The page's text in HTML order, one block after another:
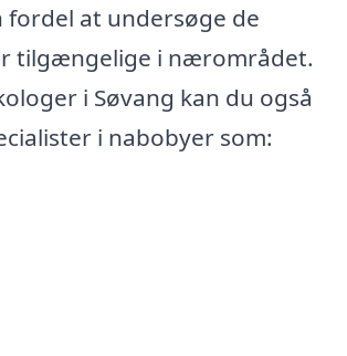
at undersøge de
tilgængelige i nærområdet.
i Søvang kan du også
i nabobyer som: